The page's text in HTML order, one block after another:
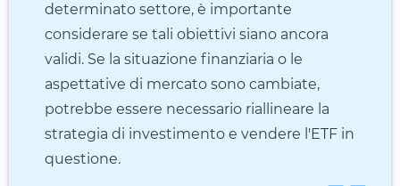
determinato settore, è importante
considerare se tali obiettivi siano ancora
validi. Se la situazione finanziaria o le
aspettative di mercato sono cambiate,
potrebbe essere necessario riallineare la
strategia di investimento e vendere l'ETF in
questione.